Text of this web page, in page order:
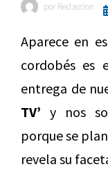
por Redaccion
Aparece en
cordobés es
entrega de
TV’ y nos
porque se
revela su